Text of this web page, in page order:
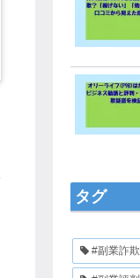
タグ
#副業詐欺